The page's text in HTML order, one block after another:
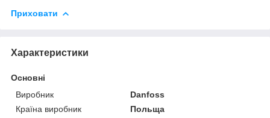
Приховати
Характеристики
Основні
Виробник
Danfoss
Країна виробник
Польща